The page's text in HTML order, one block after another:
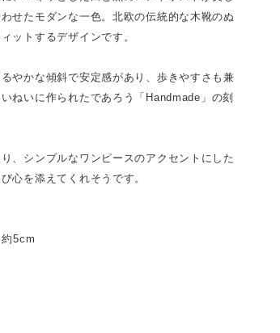
せたモダンな一色。北欧の伝統的な木靴のぬ
ットするデザインです。
やかな傾斜で安定感があり、歩きやすさも兼
ねいに作られたであろう「Handmade」の刻
、シンプルなワンピースのアクセントにした
心を添えてくれそうです。
5cm